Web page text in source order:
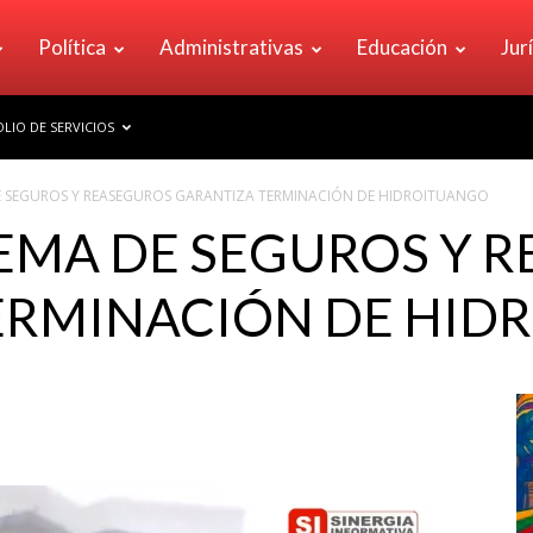
Política Administrativas Educación
DE SERVICIOS
Y REASEGUROS GARANTIZA TERMINACIÓN DE HIDROITUANGO
DE SEGUROS Y
DE